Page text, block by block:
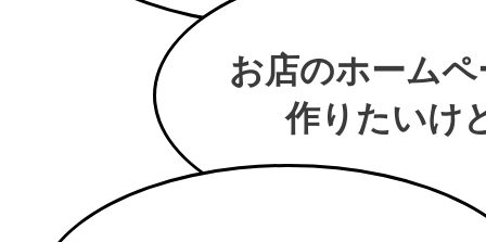
お店のホーム
作りたいけ